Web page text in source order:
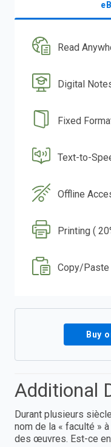
Read
Digital
Fixed
Text-to-
Offline
Printing (
Copy/Paste
Buy
Additional
Durant plusieurs
nom de la « faculté »
des œuvres. Est-ce